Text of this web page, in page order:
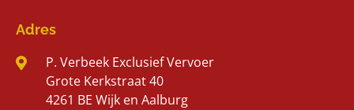
Adres
P. Verbeek Exclusief Vervoer
Grote Kerkstraat 40
4261 BE Wijk en Aalburg